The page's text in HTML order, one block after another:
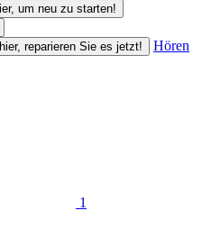
um neu zu starten!
reparieren Sie es jetzt!
Hören
1